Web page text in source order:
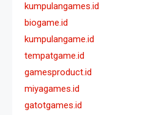
kumpulangames.id
biogame.id
kumpulangame.id
tempatgame.id
gamesproduct.id
miyagames.id
gatotgames.id